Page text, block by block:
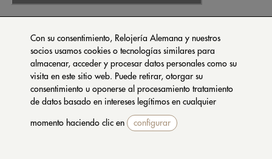
Con su consentimiento, Relojería Alemana y nuestros
socios usamos cookies o tecnologías similares para
almacenar, acceder y procesar datos personales como su
visita en este sitio web. Puede retirar, otorgar su
consentimiento u oponerse al procesamiento tratamiento
de datos basado en intereses legítimos en cualquier
momento haciendo clic en configurar
PATEK PHILIPPE
TUDOR
SETENTA Y NUEVE